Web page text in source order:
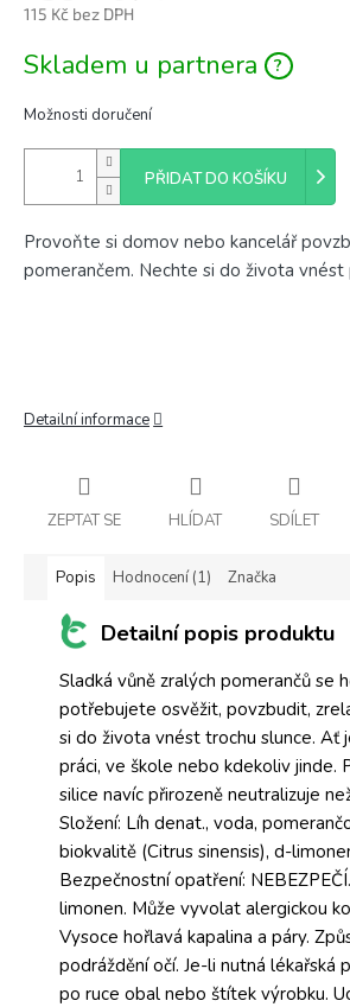
115 Kč bez DPH
cena:
Skladem u partnera
Možnosti doručení
PŘIDAT DO KOŠÍKU
Provoňte si domov nebo kancelář
pomerančem. Nechte si do života vnést
Detailní informace
ZEPTAT SE HLÍDAT SDÍLET
Popis Hodnocení (1) Značka
Detailní popis produktu
Sladká vůně zralých pomerančů se
potřebujete osvěžit, povzbudit,
si do života vnést trochu slunce. Ať
práci, ve škole nebo kdekoliv jinde.
silice navíc přirozeně neutralizuje
Složení: Líh denat., voda,
biokvalitě (Citrus sinensis), d-
Bezpečnostní opatření:
limonen. Může vyvolat alergickou
Vysoce hořlavá kapalina a páry.
podráždění očí. Je-li nutná lékařská
po ruce obal nebo štítek výrobku.